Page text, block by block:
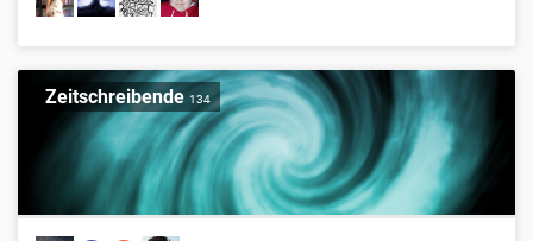
Zeitschreibende 134